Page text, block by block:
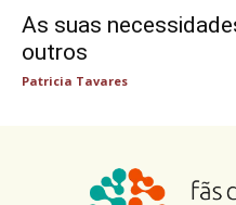
As suas
outros
Patricia Tavares